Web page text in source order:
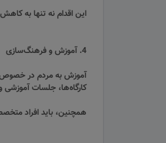
این اقدام نه تنها به
4. آموزش و فرهنگ‌سازی
آموزش به مردم در خصوص
کارگاه‌ها، جلسات
همچنین، باید افراد